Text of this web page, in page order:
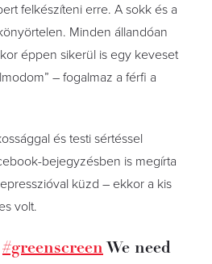
felkészíteni erre. A sokk és a
Minden állandóan
éppen sikerül is egy keveset
– fogalmaz a férfi a
és testi sértéssel
bejegyzésben is megírta
küzd – ekkor a kis
volt.
#greenscreenWe need